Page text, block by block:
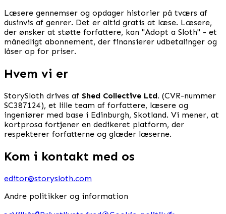
Læsere gennemser og opdager historier på tværs af
dusinvis af genrer. Det er altid gratis at læse. Læsere,
der ønsker at støtte forfattere, kan "Adopt a Sloth" - et
månedligt abonnement, der finansierer udbetalinger og
låser op for priser.
Hvem vi er
StorySloth drives af Shed Collective Ltd. (CVR-nummer
SC387124), et lille team af forfattere, læsere og
ingeniører med base i Edinburgh, Skotland. Vi mener, at
kortprosa fortjener en dedikeret platform, der
respekterer forfatterne og glæder læserne.
Kom i kontakt med os
editor@storysloth.com
Andre politikker og information